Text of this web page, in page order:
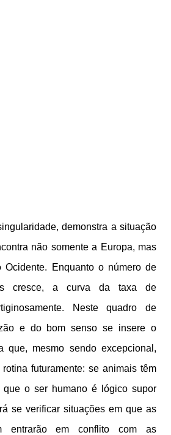
demonstra a situação
não somente a Europa, mas
Ocidente. Enquanto o número de
cresce, a curva da taxa de
Neste quadro de
e do bom senso se insere o
que, mesmo sendo excepcional,
futuramente: se animais têm
que o ser humano é lógico supor
se verificar situações em que as
entrarão em conflito com as